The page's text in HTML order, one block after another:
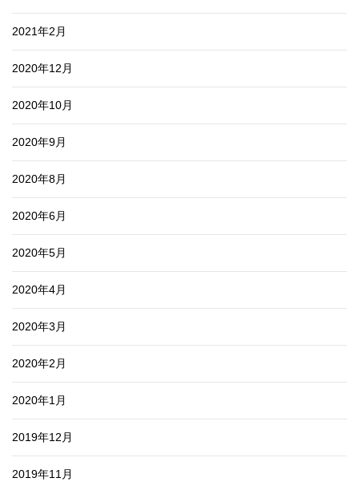
2021年2月
2020年12月
2020年10月
2020年9月
2020年8月
2020年6月
2020年5月
2020年4月
2020年3月
2020年2月
2020年1月
2019年12月
2019年11月